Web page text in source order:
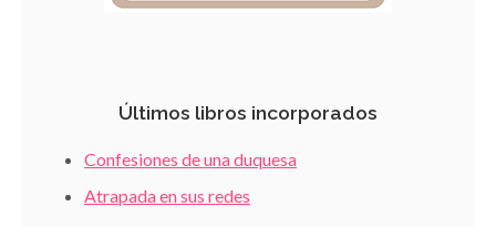
Últimos libros incorporados
Confesiones de una duquesa
Atrapada en sus redes